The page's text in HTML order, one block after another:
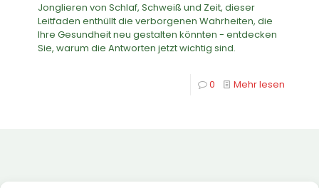
Jonglieren von Schlaf, Schweiß und Zeit, dieser
Leitfaden enthüllt die verborgenen Wahrheiten, die
Ihre Gesundheit neu gestalten könnten - entdecken
Sie, warum die Antworten jetzt wichtig sind.
0 Mehr lesen